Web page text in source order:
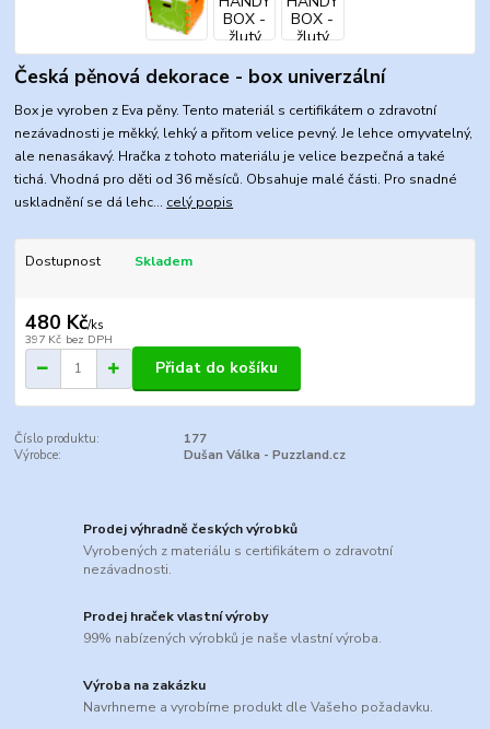
Česká pěnová dekorace - box univerzální
Box je vyroben z Eva pěny. Tento materiál s certifikátem o zdravotní
nezávadnosti je měkký, lehký a přitom velice pevný. Je lehce omyvatelný,
ale nenasákavý. Hračka z tohoto materiálu je velice bezpečná a také
tichá. Vhodná pro děti od 36 měsíců. Obsahuje malé části. Pro snadné
uskladnění se dá lehc... celý popis
Dostupnost Skladem
480 Kč/ks
397 Kč bez DPH
Přidat do košíku
Číslo produktu:
177
Výrobce:
Dušan Válka - Puzzland.cz
Prodej výhradně českých výrobků
Vyrobených z materiálu s certifikátem o zdravotní
nezávadnosti.
Prodej hraček vlastní výroby
99% nabízených výrobků je naše vlastní výroba.
Výroba na zakázku
Navrhneme a vyrobíme produkt dle Vašeho požadavku.